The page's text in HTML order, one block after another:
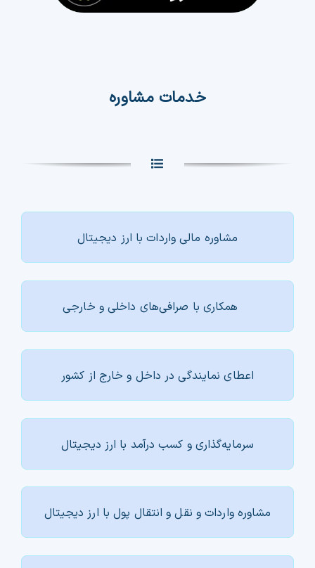
خدمات مشاوره
مشاوره مالی واردات با ارز دیجیتال
همکاری با صرافی‌های داخلی و خارجی
اعطای نمایندگی در داخل و خارج از کشور
سرمایه‌گذاری و کسب درآمد با ارز دیجیتال
مشاوره واردات و نقل و انتقال پول با ارز دیجیتال